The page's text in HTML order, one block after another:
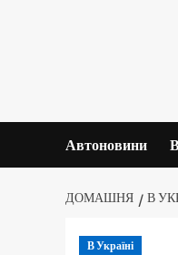
Автоновини
ДОМАШНЯ В
В Україні